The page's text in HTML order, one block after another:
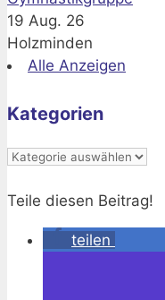
19 Aug. 26
Holzminden
Alle Anzeigen
Kategorien
Kategorien
Teile diesen Beitrag!
teilen